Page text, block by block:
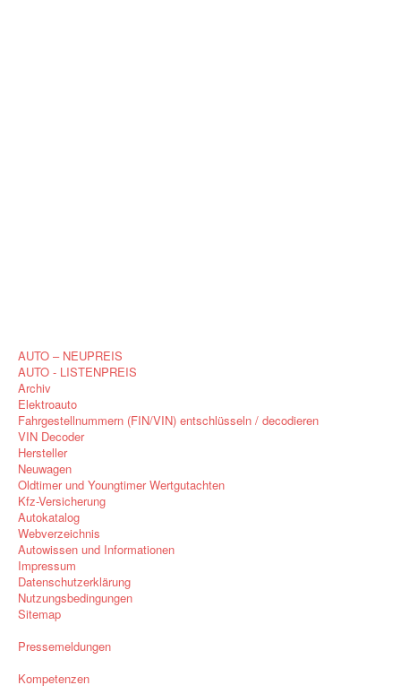
AUTO – NEUPREIS
AUTO - LISTENPREIS
Archiv
Elektroauto
Fahrgestellnummern (FIN/VIN) entschlüsseln / decodieren
VIN Decoder
Hersteller
Neuwagen
Oldtimer und Youngtimer Wertgutachten
Kfz-Versicherung
Autokatalog
Webverzeichnis
Autowissen und Informationen
Impressum
Datenschutzerklärung
Nutzungsbedingungen
Sitemap
Pressemeldungen
Kompetenzen